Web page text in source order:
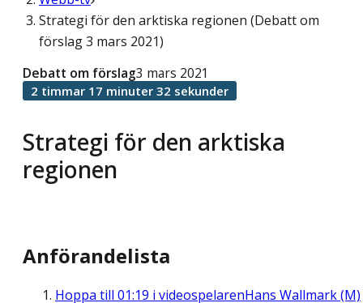
Strategi för den arktiska regionen (Debatt om
förslag 3 mars 2021)
Strategi för den arktiska
regionen
Debatt om förslag3 mars 2021
2 timmar 17 minuter 32 sekunder
Anförandelista
Hoppa till 01:19 i videospelarenHans Wallmark (M)